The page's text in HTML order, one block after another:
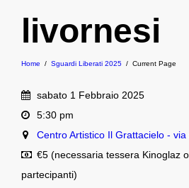
livornesi
Home / Sguardi Liberati 2025 / Current Page
sabato 1 Febbraio 2025
5:30 pm
Centro Artistico Il Grattacielo -
€5 (necessaria tessera Kinoglaz
partecipanti)